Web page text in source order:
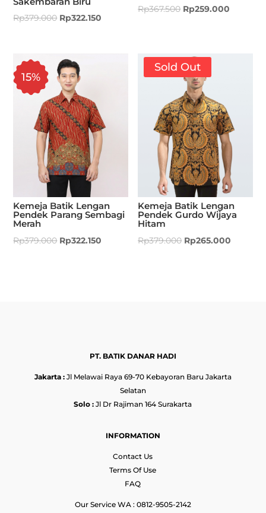
Rp379.000 Rp322.150
Rp367.500 Rp259.000
15%
Kemeja Batik Lengan
Pendek Parang Sembagi
Merah
Rp379.000 Rp322.150
Sold Out
Kemeja Batik Lengan
Pendek Gurdo Wijaya
Hitam
Rp379.000 Rp265.000
PT. BATIK DANAR HADI
Jakarta :Jl Melawai Raya 69-70 Kebayoran Baru Jakarta
Selatan
Solo : Jl Dr Rajiman 164 Surakarta
INFORMATION
Contact Us
Terms Of Use
FAQ
Our Service WA : 0812-9505-2142